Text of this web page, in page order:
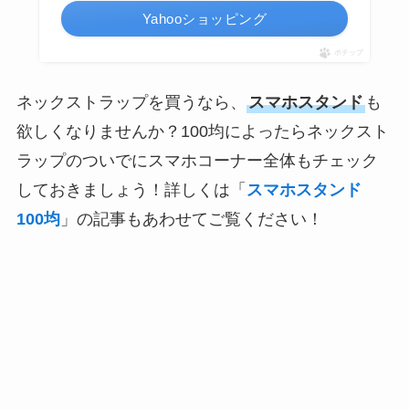
Yahooショッピング
ポチップ
ネックストラップを買うなら、 スマホスタンドも
欲しくなりませんか？100均によったらネックスト
ラップのついでにスマホコーナー全体もチェック
しておきましょう！詳しくは「 スマホスタンド
100均」の記事もあわせてご覧ください！